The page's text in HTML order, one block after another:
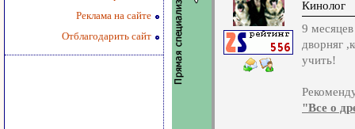
Реклама на сайте
Отблагодарить сайт
Кинолог
9
дворняг
учить!
"Все о